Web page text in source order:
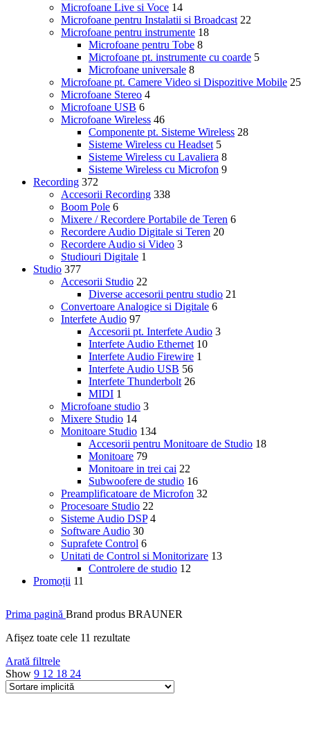
Microfoane Live si Voce 14
Microfoane pentru Instalatii si Broadcast 22
Microfoane pentru instrumente 18
Microfoane pentru Tobe 8
Microfoane pt. instrumente cu coarde 5
Microfoane universale 8
Microfoane pt. Camere Video si Dispozitive Mobile 25
Microfoane Stereo 4
Microfoane USB 6
Microfoane Wireless 46
Componente pt. Sisteme Wireless 28
Sisteme Wireless cu Headset 5
Sisteme Wireless cu Lavaliera 8
Sisteme Wireless cu Microfon 9
Recording 372
Accesorii Recording 338
Boom Pole 6
Mixere / Recordere Portabile de Teren 6
Recordere Audio Digitale si Teren 20
Recordere Audio si Video 3
Studiouri Digitale 1
Studio 377
Accesorii Studio 22
Diverse accesorii pentru studio 21
Convertoare Analogice si Digitale 6
Interfete Audio 97
Accesorii pt. Interfete Audio 3
Interfete Audio Ethernet 10
Interfete Audio Firewire 1
Interfete Audio USB 56
Interfete Thunderbolt 26
MIDI 1
Microfoane studio 3
Mixere Studio 14
Monitoare Studio 134
Accesorii pentru Monitoare de Studio 18
Monitoare 79
Monitoare in trei cai 22
Subwoofere de studio 16
Preamplificatoare de Microfon 32
Procesoare Studio 22
Sisteme Audio DSP 4
Software Audio 30
Suprafete Control 6
Unitati de Control si Monitorizare 13
Controlere de studio 12
Promoții 11
Prima pagină Brand produs BRAUNER
Afișez toate cele 11 rezultate
Arată filtrele
Show 9 12 18 24